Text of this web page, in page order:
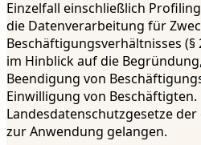
Einzelfall einschließlich
die Datenverarbeitung für
Beschäftigungsverhältnisses (§
im Hinblick auf die
Beendigung von
Einwilligung von
Landesdatenschutzgesetze
zur Anwendung gelangen.